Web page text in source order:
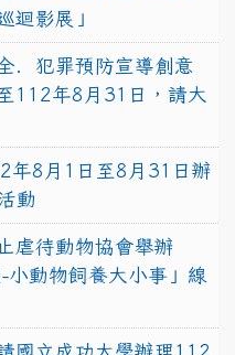
迴影展」
．犯罪預防宣導創意
112年8月31日，請大
年8月1日至8月31日辦
動
虐待動物協會舉辦
小動物飼養大小事」線
國立成功大學辦理112